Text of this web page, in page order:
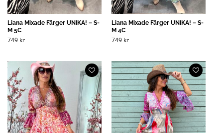
Liana Mixade Färger UNIKA! – S-
M 5C
749 kr
Liana Mixade Färger UNIKA! – S-
M 4C
749 kr